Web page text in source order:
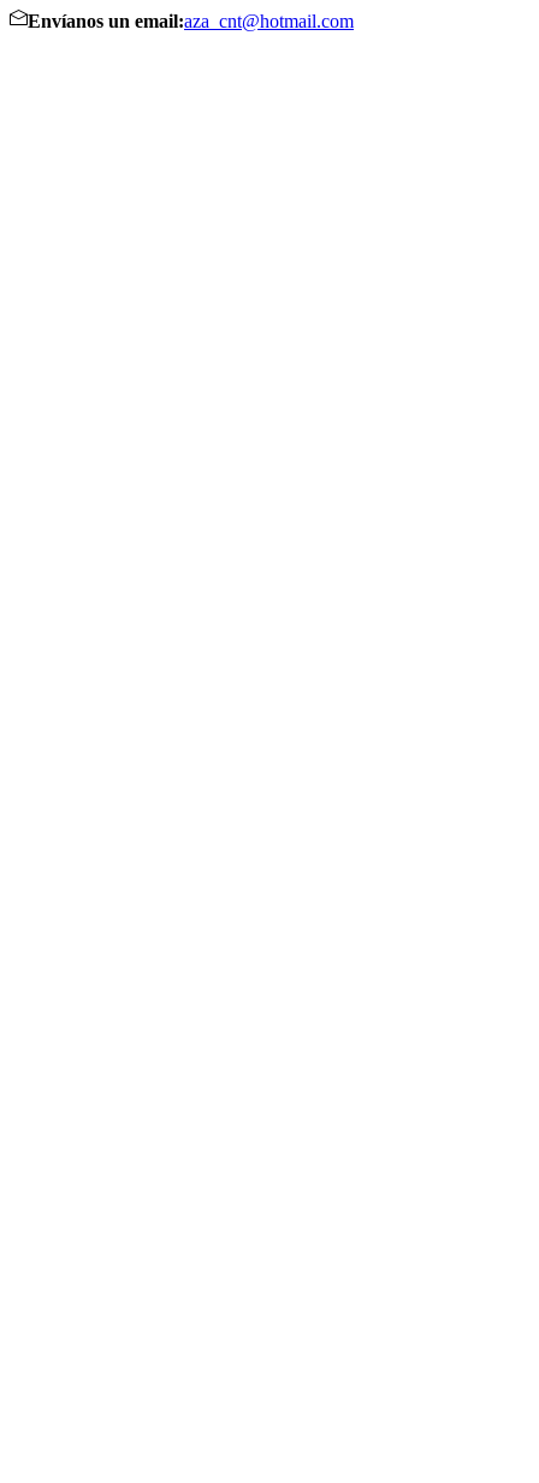
Envíanos un email:aza_cnt@hotmail.com